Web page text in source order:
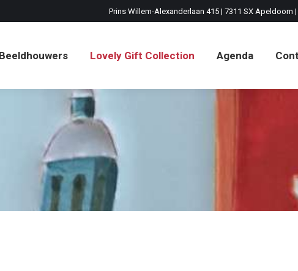
Prins Willem-Alexanderlaan 415 | 7311 SX Apeldoorn |
Beeldhouwers Lovely Gift Collection Agenda
Lovely Gift Collection Agenda